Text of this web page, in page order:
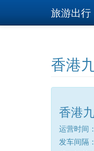
旅游出行
香港
香港
运营时间：
发车间隔